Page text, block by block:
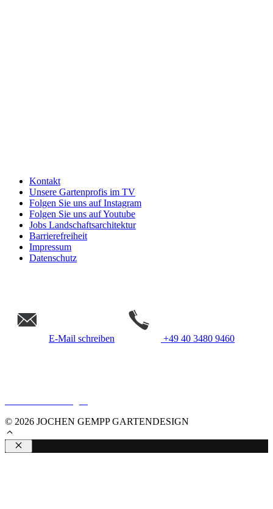
Kontakt
Unsere Gartenprofis im TV
Folgen Sie uns auf Instagram
Folgen Sie uns auf Youtube
Jobs Landschaftsarchitektur
Barrierefreiheit
Impressum
Datenschutz
E-Mail schreiben
+49 40 3480 9460
© 2026 JOCHEN GEMPP GARTENDESIGN
Schließen